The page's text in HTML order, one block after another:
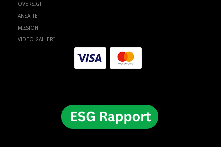
OVERSIGT
ANSATTE
MISSION
VIDEO GALLERI